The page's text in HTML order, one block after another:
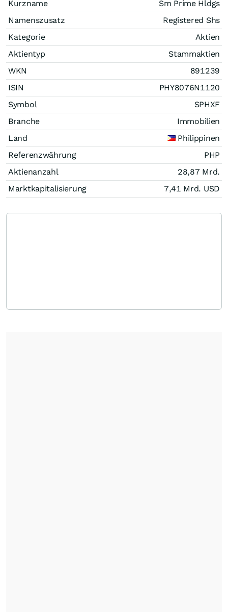
Kurzname
Sm Prime Hldgs
Namenszusatz
Registered Shs
Kategorie
Aktien
Aktientyp
Stammaktien
WKN
891239
ISIN
PHY8076N1120
Symbol
SPHXF
Branche
Immobilien
Land
Philippinen
Referenzwährung
PHP
Aktienanzahl
28,87 Mrd.
Marktkapitalisierung
7,41 Mrd. USD